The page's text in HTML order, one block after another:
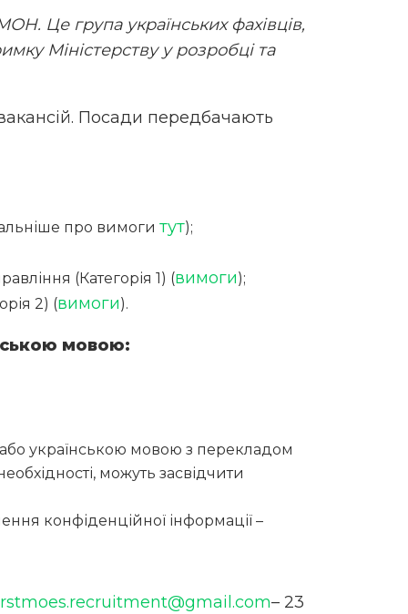
Це група українських фахівців,
Міністерству у розробці та
Посади передбачають
про вимоги тут);
(Категорія 1) (вимоги);
2) (вимоги).
мовою:
українською мовою з перекладом
можуть засвідчити
конфіденційної інформації –
rstmoes.recruitment@gmail.com– 23